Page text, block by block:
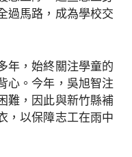
過馬路，成為學校交
年，始終關注學童的
心。今年，吳旭智注
難，因此與新竹縣補
，以保障志工在雨中